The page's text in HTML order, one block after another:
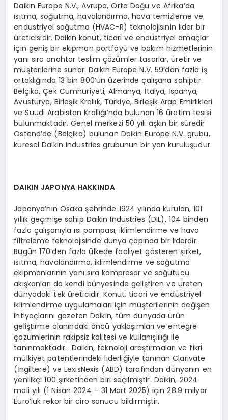
Daikin Europe N.V., Avrupa, Orta Doğu ve Afrika’da
ısıtma, soğutma, havalandırma, hava temizleme ve
endüstriyel soğutma (HVAC-R) teknolojisinin lider bir
üreticisidir. Daikin konut, ticari ve endüstriyel amaçlar
için geniş bir ekipman portföyü ve bakım hizmetlerinin
yanı sıra anahtar teslim çözümler tasarlar, üretir ve
müşterilerine sunar. Daikin Europe N.V. 59‘dan fazla iş
ortaklığında 13 bin 800’ün üzerinde çalışana sahiptir.
Belçika, Çek Cumhuriyeti, Almanya, İtalya, İspanya,
Avusturya, Birleşik Krallık, Türkiye, Birleşik Arap Emirlikleri
ve Suudi Arabistan Krallığı’nda bulunan 16 üretim tesisi
bulunmaktadır. Genel merkezi 50 yılı aşkın bir süredir
Ostend’de (Belçika) bulunan Daikin Europe N.V. grubu,
küresel Daikin Industries grubunun bir yan kuruluşudur.
DAIKIN JAPONYA HAKKINDA
Japonya’nın Osaka şehrinde 1924 yılında kurulan, 101
yıllık geçmişe sahip Daikin Industries (DIL), 104 binden
fazla çalışanıyla ısı pompası, iklimlendirme ve hava
filtreleme teknolojisinde dünya çapında bir liderdir.
Bugün 170’den fazla ülkede faaliyet gösteren şirket,
ısıtma, havalandırma, iklimlendirme ve soğutma
ekipmanlarının yanı sıra kompresör ve soğutucu
akışkanları da kendi bünyesinde geliştiren ve üreten
dünyadaki tek üreticidir. Konut, ticari ve endüstriyel
iklimlendirme uygulamaları için müşterilerinin değişen
ihtiyaçlarını gözeten Daikin, tüm dünyada ürün
geliştirme alanındaki öncü yaklaşımları ve entegre
çözümlerinin rakipsiz kalitesi ve kullanışlılığı ile
tanınmaktadır. Daikin, teknoloji araştırmaları ve fikri
mülkiyet patentlerindeki liderliğiyle tanınan Clarivate
(İngiltere) ve LexisNexis (ABD) tarafından dünyanın en
yenilikçi 100 şirketinden biri seçilmiştir. Daikin, 2024
mali yılı (1 Nisan 2024 – 31 Mart 2025) için 28.9 milyar
Euro’luk rekor bir ciro sonucu bildirmiştir.